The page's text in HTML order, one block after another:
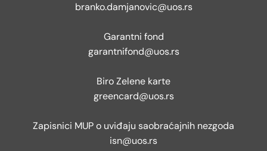
branko.damjanovic@uos.rs
Garantni fond
garantnifond@uos.rs
Biro Zelene karte
greencard@uos.rs
Zapisnici MUP o uviđaju saobraćajnih nezgoda
isn@uos.rs